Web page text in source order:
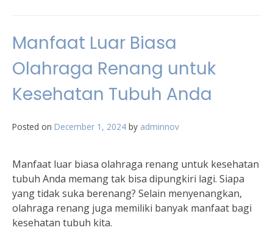
Manfaat Luar Biasa
Olahraga Renang untuk
Kesehatan Tubuh Anda
Posted on December 1, 2024 by adminnov
Manfaat luar biasa olahraga renang untuk kesehatan
tubuh Anda memang tak bisa dipungkiri lagi. Siapa
yang tidak suka berenang? Selain menyenangkan,
olahraga renang juga memiliki banyak manfaat bagi
kesehatan tubuh kita.